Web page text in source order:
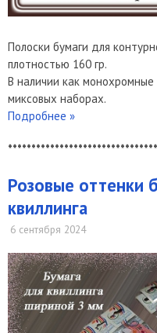
Полоски бумаги для
плотностью 160 гр.
В наличии как
миксовых наборах.
Подробнее »
Розовые оттенки
квиллинга
6 сентября 2024